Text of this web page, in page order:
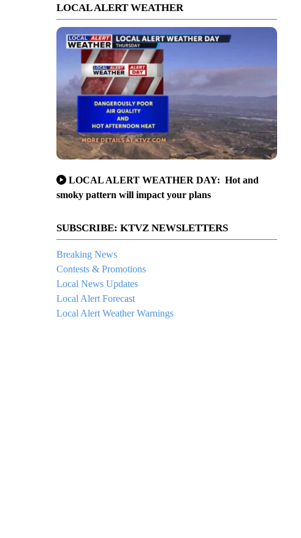
LOCAL ALERT WEATHER
LOCAL ALERT WEATHER DAY: Hot and
smoky pattern will impact your plans
SUBSCRIBE: KTVZ NEWSLETTERS
Breaking News
Contests & Promotions
Local News Updates
Local Alert Forecast
Local Alert Weather Warnings